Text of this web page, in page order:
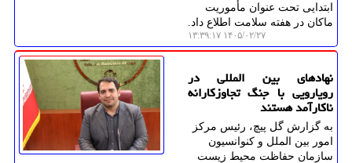
ابتدایی تحت عنوان مأموریت
ماکان در هفته سلامت اطلاع داد.
۱۴۰۵/۰۲/۲۷ ۱۳:۳۹:۱۷
نهادهای بین المللی در
رویارویی با جنگ تجاوزکارانه
ناکارآمد هستند
به گزارش گل پیچ، رئیس مرکز
امور بین الملل و کنوانسیون
سازمان حفاظت محیط زیست